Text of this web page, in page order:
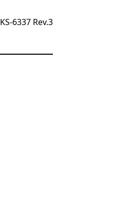
KS-6337 Rev.3